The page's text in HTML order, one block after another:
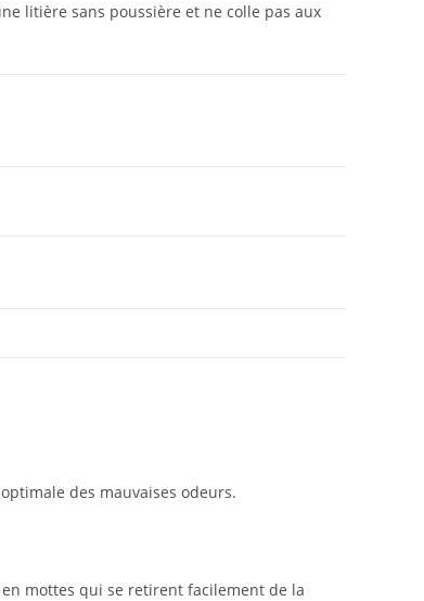
litière sans poussière et ne colle pas aux
des mauvaises odeurs.
mottes qui se retirent facilement de la